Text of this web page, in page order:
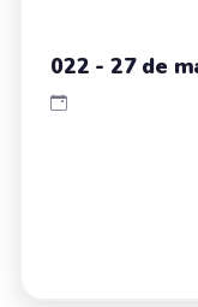
022 - 27 de